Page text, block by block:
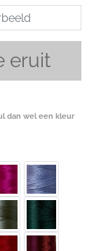
eruit
dan wel een kleur